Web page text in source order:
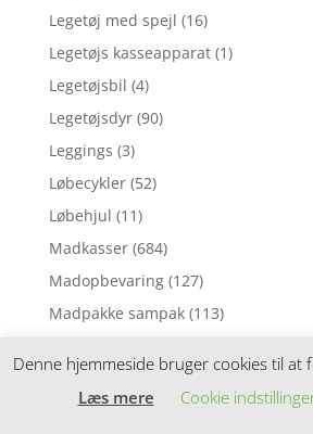
Legetøj med spejl (16)
Legetøjs kasseapparat (1)
Legetøjsbil (4)
Legetøjsdyr (90)
Leggings (3)
Løbecykler (52)
Løbehjul (11)
Madkasser (684)
Madopbevaring (127)
Madpakke sampak (113)
Madras til juniorseng
Madras til tremmeseng (1)
Denne hjemmeside bruger cookies til at
Læs mere
Cookie